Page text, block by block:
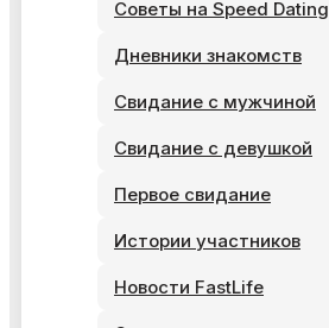
Советы на Speed Dating
Дневники знакомств
Свидание с мужчиной
Свидание с девушкой
Первое свидание
Истории участников
Новости FastLife